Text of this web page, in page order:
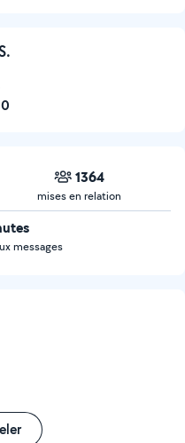
1364
mises en relation
messages